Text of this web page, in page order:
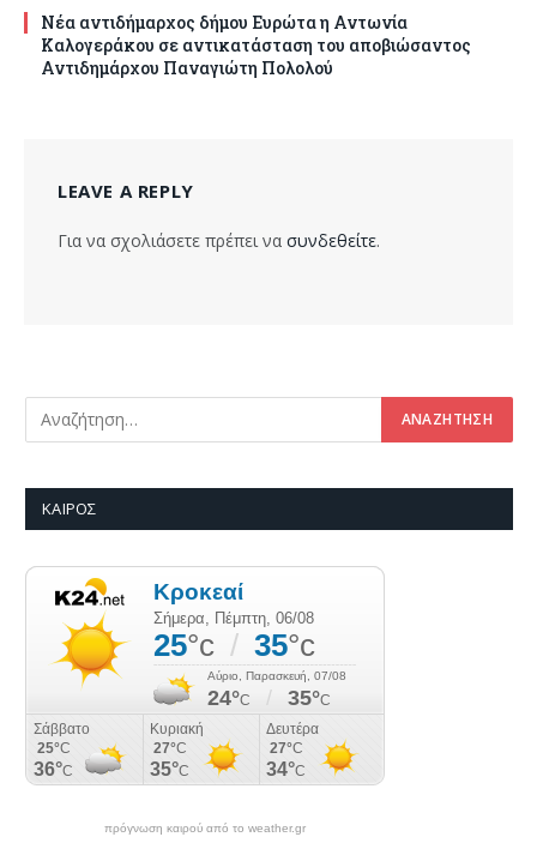
Νέα αντιδήμαρχος δήμου Ευρώτα η Αντωνία
Καλογεράκου σε αντικατάσταση του αποβιώσαντος
Αντιδημάρχου Παναγιώτη Πολολού
LEAVE A REPLY
Για να σχολιάσετε πρέπει να συνδεθείτε.
ΚΑΙΡΌΣ
πρόγνωση καιρού από το weather.gr